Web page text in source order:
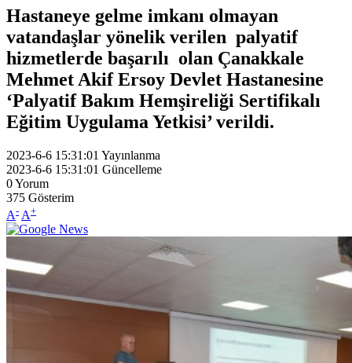
Hastaneye gelme imkanı olmayan
vatandaşlar yönelik verilen palyatif
hizmetlerde başarılı olan Çanakkale
Mehmet Akif Ersoy Devlet Hastanesine
‘Palyatif Bakım Hemşireliği Sertifikalı
Eğitim Uygulama Yetkisi’ verildi.
2023-6-6 15:31:01 Yayınlanma
2023-6-6 15:31:01 Güncelleme
0Yorum
375 Gösterim
A- A+